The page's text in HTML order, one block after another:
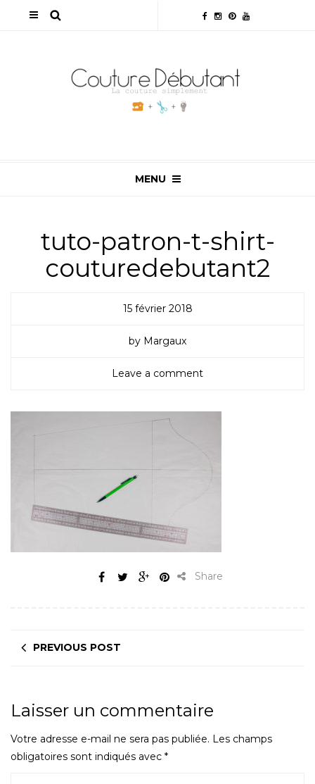
MENU
tuto-patron-t-shirt-
couturedebutant2
15 février 2018
by Margaux
Leave a comment
Share
PREVIOUS POST
Laisser un commentaire
Votre adresse e-mail ne sera pas publiée. Les champs
obligatoires sont indiqués avec *